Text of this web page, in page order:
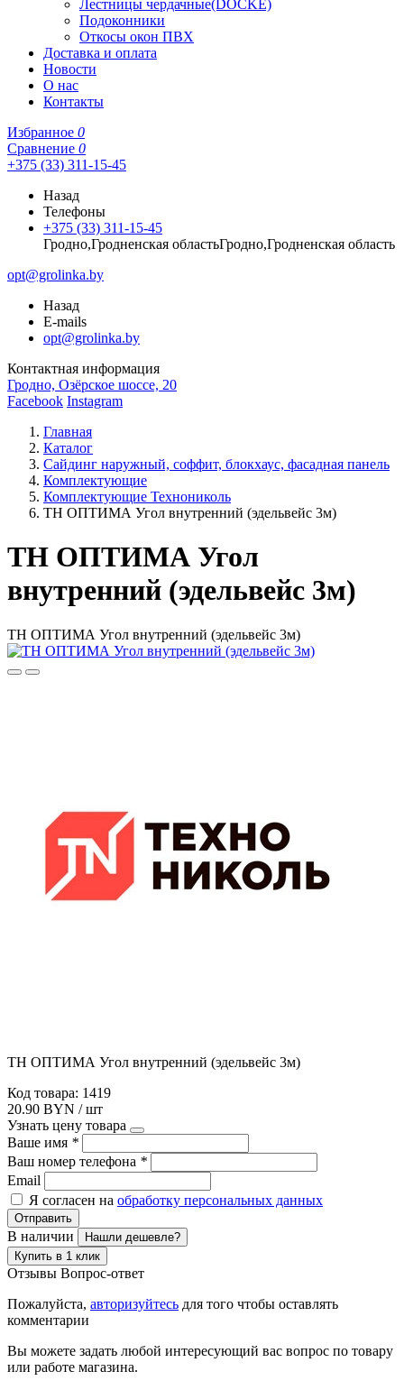
Лестницы чердачные(DOCKE)
Подоконники
Откосы окон ПВХ
Доставка и оплата
Новости
О нас
Контакты
Избранное 0
Сравнение 0
+375 (33) 311-15-45
Назад
Телефоны
+375 (33) 311-15-45
Гродно,Гродненская областьГродно,Гродненская область
opt@grolinka.by
Назад
E-mails
opt@grolinka.by
Контактная информация
Гродно, Озёрское шоссе, 20
Facebook Instagram
Главная
Каталог
Сайдинг наружный, соффит, блокхаус, фасадная панель
Комплектующие
Комплектующие Технониколь
ТН ОПТИМА Угол внутренний (эдельвейс 3м)
ТН ОПТИМА Угол
внутренний (эдельвейс 3м)
ТН ОПТИМА Угол внутренний (эдельвейс 3м)
ТН ОПТИМА Угол внутренний (эдельвейс 3м)
Код товара: 1419
20.90 BYN / шт
Узнать цену товара
Ваше имя *
Ваш номер телефона *
Email
Я согласен на обработку персональных данных
Отправить
В наличии
Нашли дешевле?
Купить в 1 клик
Отзывы Вопрос-ответ
Пожалуйста, авторизуйтесь для того чтобы оставлять
комментарии
Вы можете задать любой интересующий вас вопрос по товару
или работе магазина.